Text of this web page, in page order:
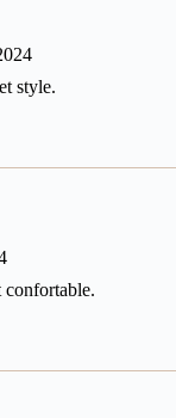
style.
confortable.